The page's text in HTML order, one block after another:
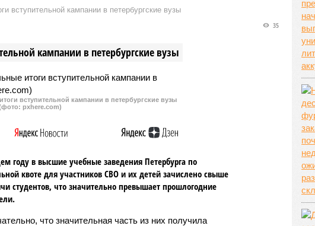
Арестована 51-
о незаконной миграции и
обвиняемых. С июня 2022 по
зарегистрировано свыше 12 тыс.
вступительной кампании в петербургские вузы
кампании в петербургские вузы
35
вступительной кампании в петербургские вузы
pxhere.com)
году в высшие учебные заведения Петербурга по
квоте для участников СВО и их детей зачислено свыше
студентов, что значительно превышает прошлогодние
что значительная часть из них получила